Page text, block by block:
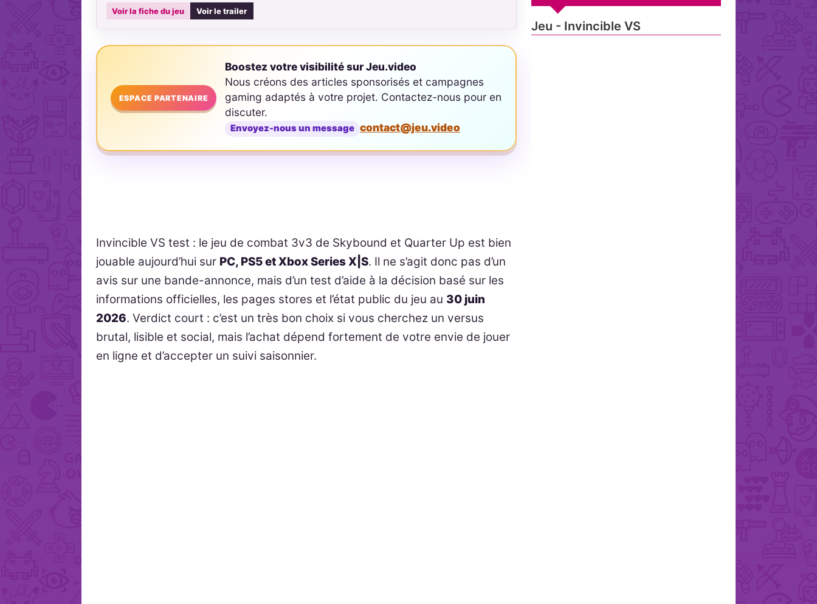
Voir la fiche du jeu Voir le trailer
ESPACE PARTENAIRE
Boostez votre visibilité sur Jeu.video
Nous créons des articles sponsorisés et campagnes
gaming adaptés à votre projet. Contactez-nous pour en
discuter.
Envoyez-nous un message contact@jeu.video
Invincible VS test : le jeu de combat 3v3 de Skybound et Quarter Up est bien
jouable aujourd’hui sur PC, PS5 et Xbox Series X|S. Il ne s’agit donc pas d’un
avis sur une bande-annonce, mais d’un test d’aide à la décision basé sur les
informations officielles, les pages stores et l’état public du jeu au 30 juin
2026. Verdict court : c’est un très bon choix si vous cherchez un versus
brutal, lisible et social, mais l’achat dépend fortement de votre envie de jouer
en ligne et d’accepter un suivi saisonnier.
Jeu - Invincible VS